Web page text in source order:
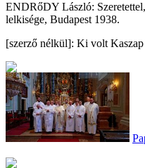
ENDRőDY László:
lelkisége, Budapest 1938.
[szerző nélkül]: Ki volt Kaszap